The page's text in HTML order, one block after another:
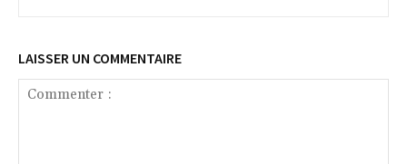
LAISSER UN COMMENTAIRE